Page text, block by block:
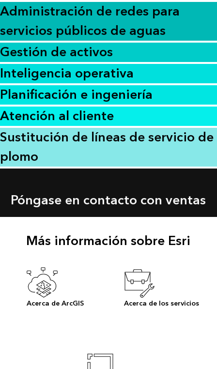
Administración de redes para
servicios públicos de aguas
Gestión de activos
Inteligencia operativa
Planificación e ingeniería
Atención al cliente
Sustitución de líneas de servicio de
plomo
Póngase en contacto con ventas
Más información sobre Esri
Acerca de ArcGIS Acerca de los servicios